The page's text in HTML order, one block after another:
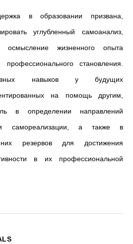
в образовании призвана,
углубленный самоанализ,
осмысление жизненного опыта
становления.
навыков у будущих
на помощь другим,
в определении направлений
и самореализации, а также в
резервов для достижения
в их профессиональной